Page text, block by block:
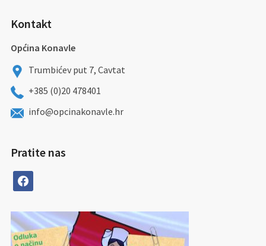
Kontakt
Općina Konavle
Trumbićev put 7, Cavtat
+385 (0)20 478401
info@opcinakonavle.hr
Pratite nas
facebook